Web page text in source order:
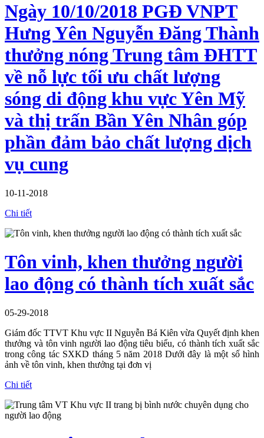
Ngày 10/10/2018 PGĐ VNPT
Hưng Yên Nguyễn Đăng Thành
thưởng nóng Trung tâm ĐHTT
về nỗ lực tối ưu chất lượng
sóng di động khu vực Yên Mỹ
và thị trấn Bần Yên Nhân góp
phần đảm bảo chất lượng dịch
vụ cung
10-11-2018
Chi tiết
Tôn vinh, khen thưởng người
lao động có thành tích xuất sắc
05-29-2018
Giám đốc TTVT Khu vực II Nguyễn Bá Kiên vừa Quyết định khen
thưởng và tôn vinh người lao động tiêu biểu, có thành tích xuất sắc
trong công tác SXKD tháng 5 năm 2018 Dưới đây là một số hình
ảnh về tôn vinh, khen thưởng tại đơn vị
Chi tiết